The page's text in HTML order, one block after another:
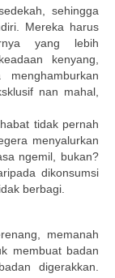
sehingga
Mereka harus
yang lebih
kenyang,
nan mahal,
tidak pernah
menyalurkan
ngemil, bukan?
dikonsumsi
berbagi.
memanah
membuat badan
digerakkan.